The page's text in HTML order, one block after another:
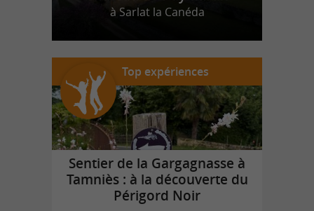
à Sarlat la Canéda
Top expériences
Sentier de la Gargagnasse à
Tamniès : à la découverte du
Périgord Noir